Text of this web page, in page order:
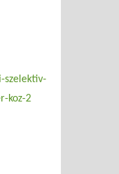
szelektiv-
koz-2